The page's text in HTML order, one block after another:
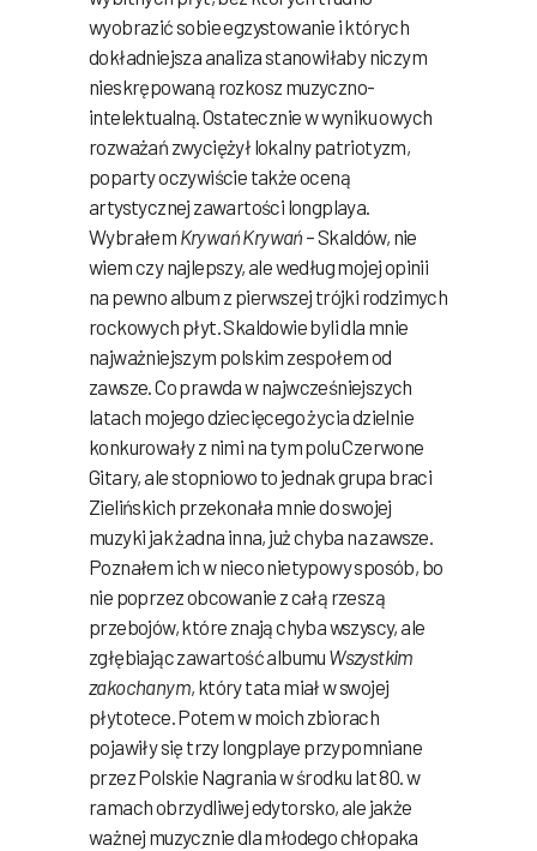
wyobrazić sobie egzystowanie i których
dokładniejsza analiza stanowiłaby niczym
nieskrępowaną rozkosz muzyczno-
intelektualną. Ostatecznie w wyniku owych
rozważań zwyciężył lokalny patriotyzm,
poparty oczywiście także oceną
artystycznej zawartości longplaya.
Wybrałem Krywań Krywań – Skaldów, nie
wiem czy najlepszy, ale według mojej opinii
na pewno album z pierwszej trójki rodzimych
rockowych płyt. Skaldowie byli dla mnie
najważniejszym polskim zespołem od
zawsze. Co prawda w najwcześniejszych
latach mojego dziecięcego życia dzielnie
konkurowały z nimi na tym polu Czerwone
Gitary, ale stopniowo to jednak grupa braci
Zielińskich przekonała mnie do swojej
muzyki jak żadna inna, już chyba na zawsze.
Poznałem ich w nieco nietypowy sposób, bo
nie poprzez obcowanie z całą rzeszą
przebojów, które znają chyba wszyscy, ale
zgłębiając zawartość albumu Wszystkim
zakochanym, który tata miał w swojej
płytotece. Potem w moich zbiorach
pojawiły się trzy longplaye przypomniane
przez Polskie Nagrania w środku lat 80. w
ramach obrzydliwej edytorsko, ale jakże
ważnej muzycznie dla młodego chłopaka